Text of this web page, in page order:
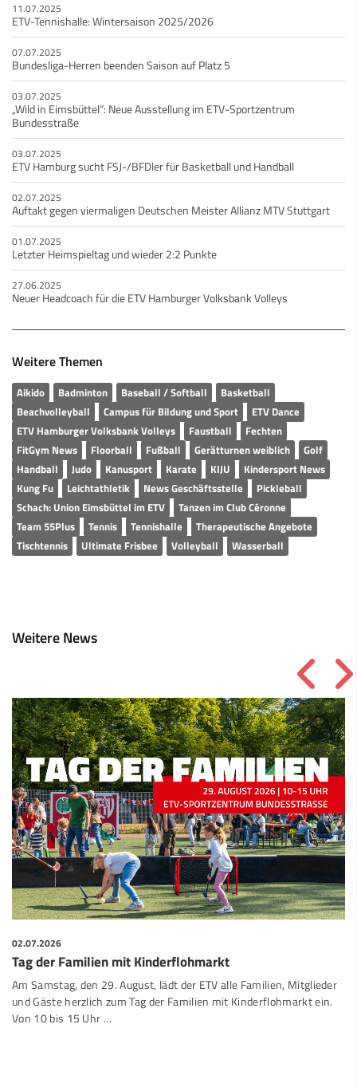
11.07.2025
ETV-Tennishalle: Wintersaison 2025/2026
07.07.2025
Bundesliga-Herren beenden Saison auf Platz 5
03.07.2025
„Wild in Eimsbüttel“: Neue Ausstellung im ETV-Sportzentrum
Bundesstraße
03.07.2025
ETV Hamburg sucht FSJ-/BFDler für Basketball und Handball
02.07.2025
Auftakt gegen viermaligen Deutschen Meister Allianz MTV Stuttgart
01.07.2025
Letzter Heimspieltag und wieder 2:2 Punkte
27.06.2025
Neuer Headcoach für die ETV Hamburger Volksbank Volleys
Weitere Themen
Aikido Badminton Baseball / Softball
Basketball
Beachvolleyball
Campus für Bildung und Sport
ETV Dance
ETV Hamburger Volksbank Volleys
Faustball
Fechten
FitGym News
Floorball Fußball Gerätturnen weiblich
Golf
Handball
Judo Kanusport Karate KIJU
Kindersport News
Kung Fu
Leichtathletik News Geschäftsstelle
Pickleball
Schach: Union Eimsbüttel im ETV
Tanzen im Club Céronne
Team 55Plus
Tennis Tennishalle
Therapeutische Angebote
Tischtennis
Ultimate Frisbee Volleyball Wasserball
Weitere News
02.07.2026
Tag der Familien mit Kinderflohmarkt
Am Samstag, den 29. August, lädt der ETV alle Familien, Mitglieder
und Gäste herzlich zum Tag der Familien mit Kinderflohmarkt ein.
Von 10 bis 15 Uhr …